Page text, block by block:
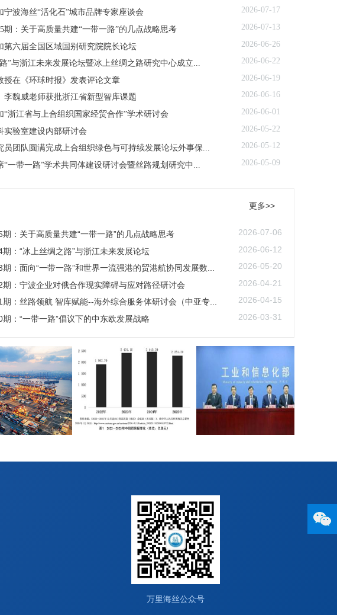
宁波海丝“活化石”城市品牌专家座谈会 2026-07-17
期：关于高质量共建“一带一路”的几点战略思考 2026-07-13
第六届全国区域国别研究院院长论坛 2026-06-26
”与浙江未来发展论坛暨冰上丝绸之路研究中心成立... 2026-06-22
授在《环球时报》发表评论文章 2026-06-19
李魏威老师获批浙江省新型智库课题 2026-06-16
“浙江省与上合组织国家经贸合作”学术研讨会 2026-06-01
实验室建设内部研讨会 2026-05-22
员团队圆满完成上合组织绿色与可持续发展论坛外事保... 2026-05-12
“一带一路”学术共同体建设研讨会暨丝路规划研究中... 2026-05-09
更多>>
：关于高质量共建“一带一路”的几点战略思考
2026-07-06
：“冰上丝绸之路”与浙江未来发展论坛
2026-06-12
：面向“一带一路”和世界一流强港的贸港航协同发展数...
2026-05-20
期：宁波企业对俄合作现实障碍与应对路径研讨会
2026-04-21
期：丝路领航 智库赋能--海外综合服务体研讨会（中亚专...
2026-04-15
：“一带一路”倡议下的中东欧发展战略
2026-03-31
万里海丝公众号